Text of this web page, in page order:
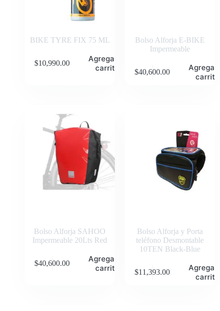
BIKE TYRE FIX 75 ML
$10,990.00
Agregar al
carrito
Bolso Alforja E-BIKE
Impermeable
$40,600.00
Agregar
carrito
Bolso Alforja SAHOO
Impermeable 20Lts Red
$40,600.00
Agregar al
carrito
Bolso Alforja y Porta
teléfono Desmontable
10TEN Black-Blue
$11,393.00
Agregar
carrito